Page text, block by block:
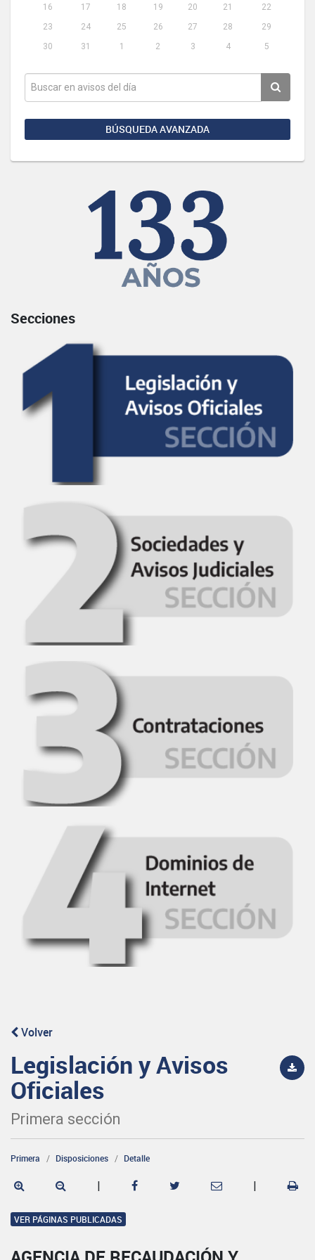
16
17 18 19 20 21
22
23
24 25 26 27 28
29
30
31 1 2 3 4 5
BÚSQUEDA AVANZADA
Secciones
Volver
Legislación y Avisos
Oficiales
Primera sección
Primera Disposiciones Detalle
| |
VER PÁGINAS PUBLICADAS